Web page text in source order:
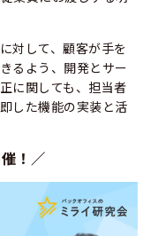
対して、顧客が手を
るよう、開発とサー
に関しても、担当者
した機能の実装と活
！／